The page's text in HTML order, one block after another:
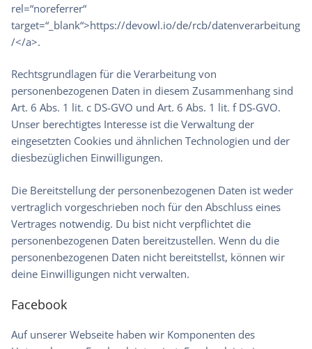
rel=“noreferrer“
target=“_blank“>https://devowl.io/de/rcb/datenverarbeitung
/</a>.
Rechtsgrundlagen für die Verarbeitung von
personenbezogenen Daten in diesem Zusammenhang sind
Art. 6 Abs. 1 lit. c DS-GVO und Art. 6 Abs. 1 lit. f DS-GVO.
Unser berechtigtes Interesse ist die Verwaltung der
eingesetzten Cookies und ähnlichen Technologien und der
diesbezüglichen Einwilligungen.
Die Bereitstellung der personenbezogenen Daten ist weder
vertraglich vorgeschrieben noch für den Abschluss eines
Vertrages notwendig. Du bist nicht verpflichtet die
personenbezogenen Daten bereitzustellen. Wenn du die
personenbezogenen Daten nicht bereitstellst, können wir
deine Einwilligungen nicht verwalten.
Facebook
Auf unserer Webseite haben wir Komponenten des